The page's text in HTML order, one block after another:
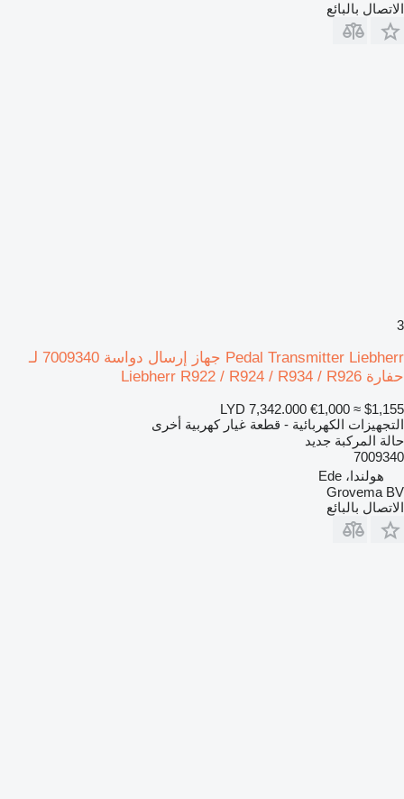
الاتصال بالبائع
3
Pedal Transmitter Liebherr جهاز إرسال دواسة 7009340 لـ
حفارة Liebherr R922 / R924 / R934 / R926
LYD 7,342.000 €1,000 ≈ $1,155
التجهيزات الكهربائية - قطعة غيار كهربية أخرى
حالة المركبة جديد
7009340
هولندا، Ede
Grovema BV
الاتصال بالبائع